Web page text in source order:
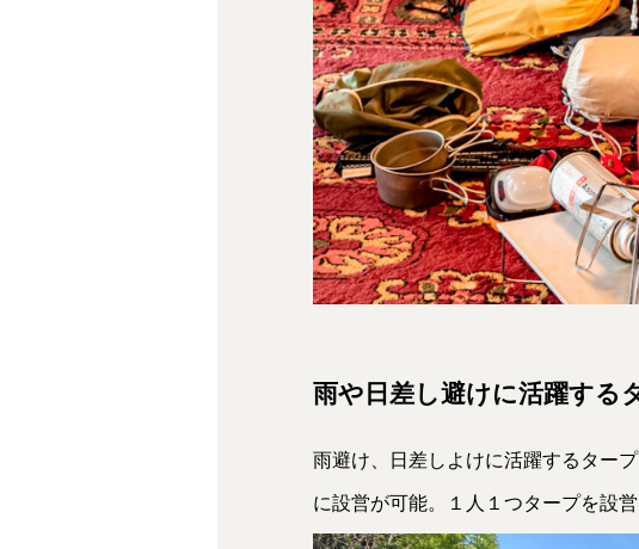
雨や日差し避けに活躍す
雨避け、日差しよけに活躍するター
に設営が可能。１人１つタープを設営